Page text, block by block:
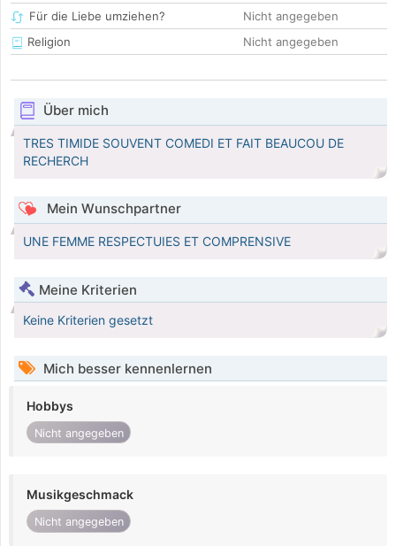
Für die Liebe umziehen?
Nicht angegeben
Religion
Nicht angegeben
Über mich
TRES TIMIDE SOUVENT COMEDI ET FAIT BEAUCOU DE
RECHERCH
Mein Wunschpartner
UNE FEMME RESPECTUIES ET COMPRENSIVE
Meine Kriterien
Keine Kriterien gesetzt
Mich besser kennenlernen
Hobbys
Nicht angegeben
Musikgeschmack
Nicht angegeben